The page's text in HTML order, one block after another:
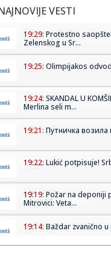
VESTI
19:29: Protestno
Zelenskog u Sr...
19:25: Olimpijakos
19:24: SKANDAL U
Merlina seli m...
19:21: Путничка
19:22: Lukić potpisuje!
19:19: Požar na deponiji
Mitrovici: Veta...
19:14: Baždar zvanično